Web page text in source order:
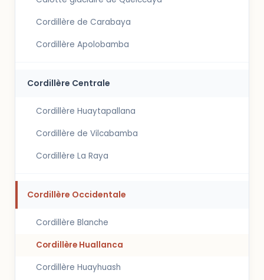
Cordillère de Carabaya
Cordillère Apolobamba
Cordillère Centrale
Cordillère Huaytapallana
Cordillère de Vilcabamba
Cordillère La Raya
Cordillère Occidentale
Cordillère Blanche
Cordillère Huallanca
Cordillère Huayhuash